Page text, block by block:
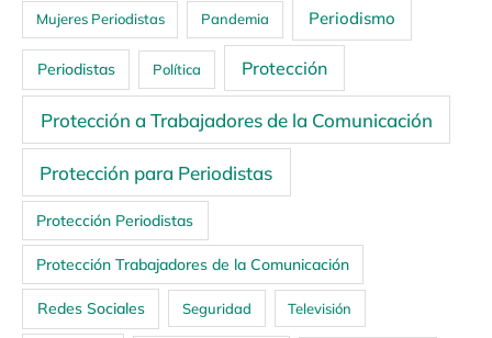
Mujeres Periodistas Pandemia Periodismo
Periodistas Política Protección
Protección a Trabajadores de la Comunicación
Protección para Periodistas
Protección Periodistas
Protección Trabajadores de la Comunicación
Redes Sociales Seguridad Televisión